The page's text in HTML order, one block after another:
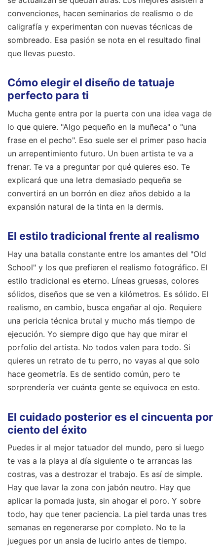
convenciones, hacen seminarios de realismo o de
caligrafía y experimentan con nuevas técnicas de
sombreado. Esa pasión se nota en el resultado final
que llevas puesto.
Cómo elegir el diseño de tatuaje
perfecto para ti
Mucha gente entra por la puerta con una idea vaga de
lo que quiere. "Algo pequeño en la muñeca" o "una
frase en el pecho". Eso suele ser el primer paso hacia
un arrepentimiento futuro. Un buen artista te va a
frenar. Te va a preguntar por qué quieres eso. Te
explicará que una letra demasiado pequeña se
convertirá en un borrón en diez años debido a la
expansión natural de la tinta en la dermis.
El estilo tradicional frente al realismo
Hay una batalla constante entre los amantes del "Old
School" y los que prefieren el realismo fotográfico. El
estilo tradicional es eterno. Líneas gruesas, colores
sólidos, diseños que se ven a kilómetros. Es sólido. El
realismo, en cambio, busca engañar al ojo. Requiere
una pericia técnica brutal y mucho más tiempo de
ejecución. Yo siempre digo que hay que mirar el
porfolio del artista. No todos valen para todo. Si
quieres un retrato de tu perro, no vayas al que solo
hace geometría. Es de sentido común, pero te
sorprendería ver cuánta gente se equivoca en esto.
El cuidado posterior es el cincuenta por
ciento del éxito
Puedes ir al mejor tatuador del mundo, pero si luego
te vas a la playa al día siguiente o te arrancas las
costras, vas a destrozar el trabajo. Es así de simple.
Hay que lavar la zona con jabón neutro. Hay que
aplicar la pomada justa, sin ahogar el poro. Y sobre
todo, hay que tener paciencia. La piel tarda unas tres
semanas en regenerarse por completo. No te la
juegues por un ansia de lucirlo antes de tiempo.